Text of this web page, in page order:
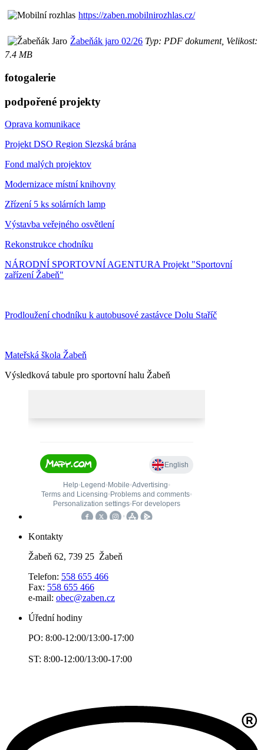
https://zaben.mobilnirozhlas.cz/
Žabeňák jaro 02/26 Typ: PDF dokument, Velikost:
7.4 MB
fotogalerie
podpořené projekty
Oprava komunikace
Projekt DSO Region Slezská brána
Fond malých projektov
Modernizace místní knihovny
Zřízení 5 ks solárních lamp
Výstavba veřejného osvětlení
Rekonstrukce chodníku
NÁRODNÍ SPORTOVNÍ AGENTURA Projekt "Sportovní
zařízení Žabeň"
Prodloužení chodníku k autobusové zastávce Dolu Staříč
Mateřská škola Žabeň
Výsledková tabule pro sportovní halu Žabeň
Kontakty
Žabeň 62, 739 25 Žabeň
Telefon: 558 655 466
Fax: 558 655 466
e-mail: obec@zaben.cz
Úřední hodiny
PO: 8:00-12:00/13:00-17:00
ST: 8:00-12:00/13:00-17:00